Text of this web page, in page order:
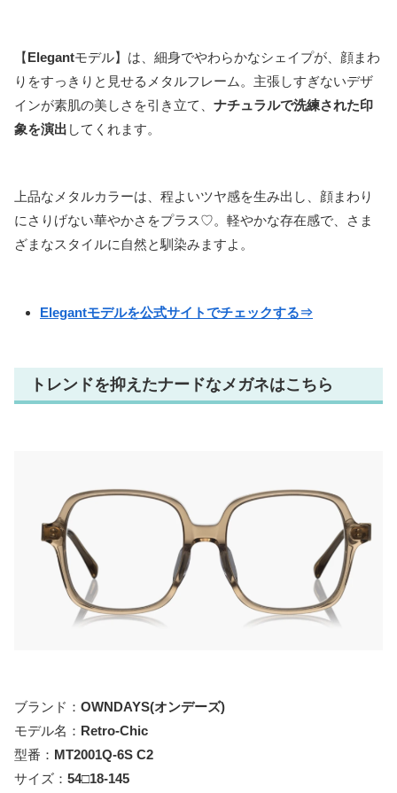
【Elegantモデル】は、細身でやわらかなシェイプが、顔まわ
りをすっきりと見せるメタルフレーム。主張しすぎないデザ
インが素肌の美しさを引き立て、 ナチュラルで洗練された印
象を演出 してくれます。
上品なメタルカラーは、程よいツヤ感を生み出し、顔まわり
にさりげない華やかさをプラス♡。軽やかな存在感で、さま
ざまなスタイルに自然と馴染みますよ。
Elegantモデルを公式サイトでチェックする⇒
トレンドを抑えたナードなメガネはこちら
ブランド： OWNDAYS(オンデーズ)
モデル名： Retro-Chic
型番： MT2001Q-6S C2
サイズ： 54□18-145